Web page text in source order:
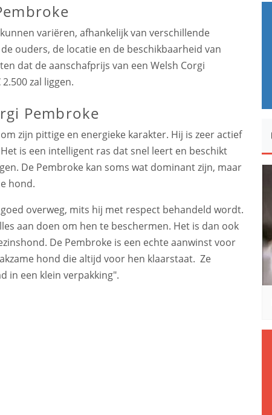
variëren, afhankelijk van verschillende
ouders, de locatie en de beschikbaarheid van
dat de aanschafprijs van een Welsh Corgi
zal liggen.
Pembroke
zijn pittige en energieke karakter. Hij is zeer actief
is een intelligent ras dat snel leert en beschikt
De Pembroke kan soms wat dominant zijn, maar
hond.
overweg, mits hij met respect behandeld wordt.
aan doen om hen te beschermen. Het is dan ook
De Pembroke is een echte aanwinst voor
hond die altijd voor hen klaarstaat. Ze
in een klein verpakking".